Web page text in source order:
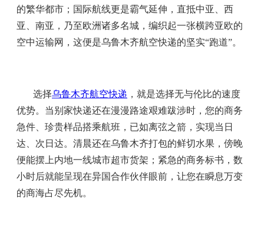
的繁华都市；国际航线更是霸气延伸，直抵中亚、西
亚、南亚，乃至欧洲诸多名城，编织起一张横跨亚欧的
空中运输网，这便是乌鲁木齐航空快递的坚实“跑道”。
选择乌鲁木齐航空快递 ，就是选择无与伦比的速度
优势。当别家快递还在漫漫路途艰难跋涉时，您的商务
急件、珍贵样品搭乘航班，已如离弦之箭，实现当日
达、次日达。清晨还在乌鲁木齐打包的鲜切水果，傍晚
便能摆上内地一线城市超市货架；紧急的商务标书，数
小时后就能呈现在异国合作伙伴眼前，让您在瞬息万变
的商海占尽先机。